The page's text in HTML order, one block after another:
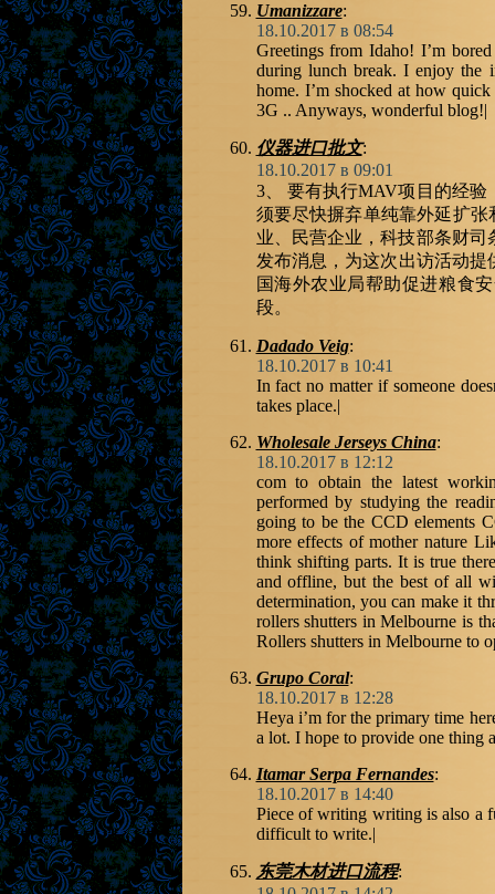
Umanizzare:
18.10.2017 в 08:54
Greetings from Idaho! I’m
during lunch break. I enjoy the
home. I’m shocked at how
3G .. Anyways, wonderful blog!|
仪器进口批文:
18.10.2017 в 09:01
3、 要有执行MAV项目的经
须要尽快摒弃单纯靠外延扩
业、民营企业，科技部条财
发布消息，为这次出访活动提
国海外农业局帮助促进粮食
段。
Dadado Veig:
18.10.2017 в 10:41
In fact no matter if someone
takes place.|
Wholesale Jerseys China:
18.10.2017 в 12:12
com to obtain the latest
performed by studying the
going to be the CCD elements
more effects of mother nature
think shifting parts. It is true
and offline, but the best of all
determination, you can make it
rollers shutters in Melbourne is
Rollers shutters in Melbourne to
Grupo Coral:
18.10.2017 в 12:28
Heya i’m for the primary time
a lot. I hope to provide one thing
Itamar Serpa Fernandes:
18.10.2017 в 14:40
Piece of writing writing is also a
difficult to write.|
东莞木材进口流程: